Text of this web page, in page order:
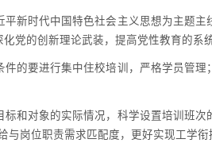
新时代中国特色社会主义思想为主题
党的创新理论武装，提高党性教育的系
的要进行集中住校培训，严格学员管
和对象的实际情况，科学设置培训班
与岗位职责需求匹配度，更好实现工学衔